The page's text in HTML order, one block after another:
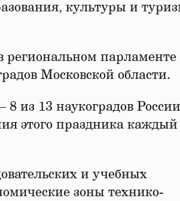
культуры и
региональном парламенте
Московской области.
из 13 наукоградов
этого праздника каждый
и учебных
зоны технико-